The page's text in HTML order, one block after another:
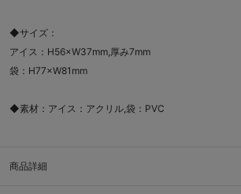
◆サイズ：
アイス：H56×W37mm,厚み7mm
袋：H77×W81mm
◆素材：アイス：アクリル,袋：PVC
商品詳細